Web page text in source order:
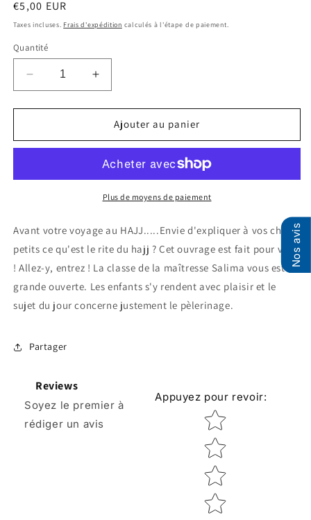
Prix
habituel
€5,00 EUR
Taxes incluses. Frais d'expédition calculés à l'étape de paiement.
Quantité
Réduire
la
quantité
C&#39;est
Hajj
Augmenter
la
quantité
C&#39;est
le
Hajj
Ajouter au panier
Plus de moyens de paiement
Avant votre voyage au HAJJ.....Envie d'expliquer à vos chers
petits ce qu'est le rite du hajj ? Cet ouvrage est fait pour vous
! Allez-y, entrez ! La classe de la maîtresse Salima vous est
grande ouverte. Les enfants s'y rendent avec plaisir et le
sujet du jour concerne justement le pèlerinage.
Partager
Reviews
Soyez le premier à
rédiger un avis
Appuyez pour revoir:
Star rating
Nos avis